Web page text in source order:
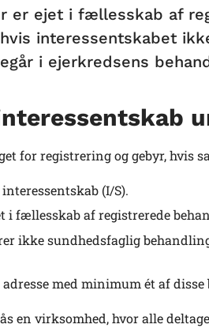
er ejet i fællesskab af
interessentskabet
i ejerkredsens
for registrering og gebyr, hvis
(I/S).
i fællesskab af registrerede
ikke sundhedsfaglig
med minimum ét af
en virksomhed, hvor alle